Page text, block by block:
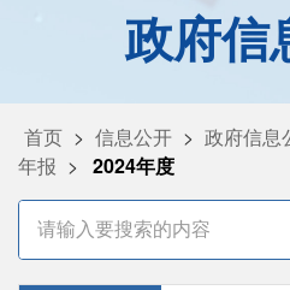
政府信
首页 > 信息公开 > 政府信息
年报 > 2024年度